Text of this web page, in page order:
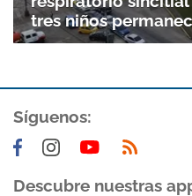
tres niños
Síguenos:
Descubre nuestras